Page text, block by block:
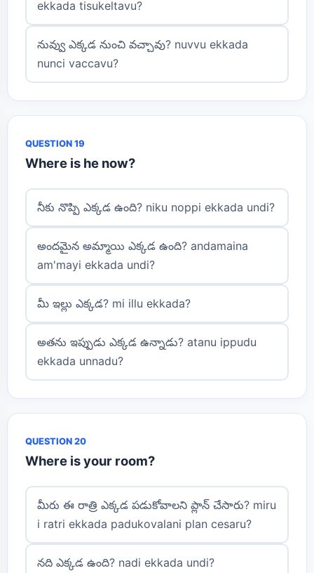
ekkada tisukeltavu?
నువ్వు ఎక్కడ నుంచి వచ్చావు? nuvvu ekkada
nunci vaccavu?
QUESTION 19
Where is he now?
నీకు నొప్పి ఎక్కడ ఉంది? niku noppi ekkada undi?
అందమైన అమ్మాయి ఎక్కడ ఉంది? andamaina
am'mayi ekkada undi?
మీ ఇల్లు ఎక్కడ? mi illu ekkada?
అతను ఇప్పుడు ఎక్కడ ఉన్నాడు? atanu ippudu
ekkada unnadu?
QUESTION 20
Where is your room?
మీరు ఈ రాత్రి ఎక్కడ పడుకోవాలని ప్లాన్ చేసారు? miru
i ratri ekkada padukovalani plan cesaru?
నది ఎక్కడ ఉంది? nadi ekkada undi?